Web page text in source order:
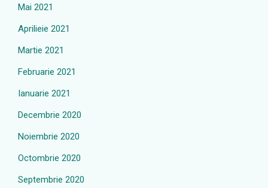
Mai 2021
Aprilieie 2021
Martie 2021
Februarie 2021
Ianuarie 2021
Decembrie 2020
Noiembrie 2020
Octombrie 2020
Septembrie 2020